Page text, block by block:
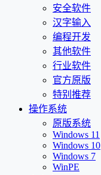
安全软件
汉字输入
编程开发
其他软件
行业软件
官方原版
特别推荐
操作系统
原版系统
Windows 11
Windows 10
Windows 7
WinPE